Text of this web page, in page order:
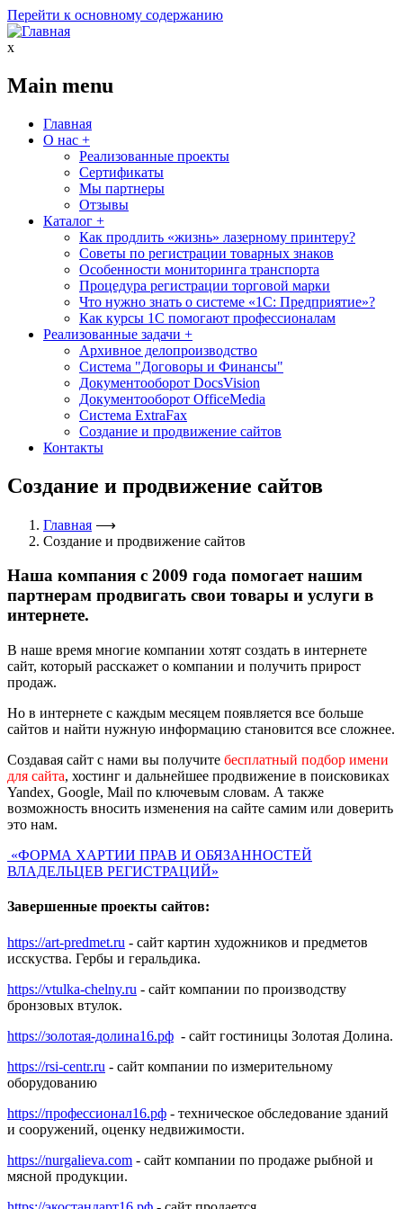
Перейти к основному содержанию
x
Main menu
Главная
О нас +
Реализованные проекты
Сертификаты
Мы партнеры
Отзывы
Каталог +
Как продлить «жизнь» лазерному принтеру?
Советы по регистрации товарных знаков
Особенности мониторинга транспорта
Процедура регистрации торговой марки
Что нужно знать о системе «1С: Предприятие»?
Как курсы 1С помогают профессионалам
Реализованные задачи +
Архивное делопроизводство
Система "Договоры и Финансы"
Документооборот DocsVision
Документооборот OfficeMedia
Система ExtraFax
Создание и продвижение сайтов
Контакты
Создание и продвижение сайтов
Главная ⟶
Создание и продвижение сайтов
Наша компания с 2009 года помогает нашим
партнерам продвигать свои товары и услуги в
интернете.
В наше время многие компании хотят создать в интернете
сайт, который расскажет о компании и получить прирост
продаж.
Но в интернете с каждым месяцем появляется все больше
сайтов и найти нужную информацию становится все сложнее.
Создавая сайт с нами вы получите бесплатный подбор имени
для сайта, хостинг и дальнейшее продвижение в поисковиках
Yandex, Google, Mail по ключевым словам. А также
возможность вносить изменения на сайте самим или доверить
это нам.
«ФОРМА ХАРТИИ ПРАВ И ОБЯЗАННОСТЕЙ
ВЛАДЕЛЬЦЕВ РЕГИСТРАЦИЙ»
Завершенные проекты сайтов:
https://art-predmet.ru - сайт картин художников и предметов
исскуства. Гербы и геральдика.
https://vtulka-chelny.ru - сайт компании по производству
бронзовых втулок.
https://золотая-долина16.рф - сайт гостиницы Золотая Долина.
https://rsi-centr.ru - сайт компании по измерительному
оборудованию
https://профессионал16.рф - техническое обследование зданий
и сооружений, оценку недвижимости.
https://nurgalieva.com - сайт компании по продаже рыбной и
мясной продукции.